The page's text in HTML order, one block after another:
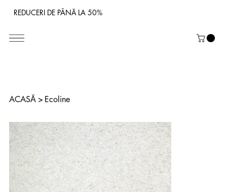
REDUCERI DE PÂNĂ LA 50%
ACASĂ > Ecoline